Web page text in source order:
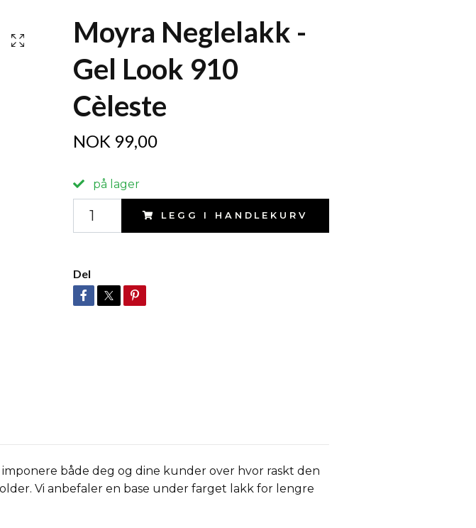
Moyra Neglelakk -
Gel Look 910
Cèleste
NOK 99,00
på lager
LEGG I HANDLEKURV
Del
både deg og dine kunder over hvor raskt den
Vi anbefaler en base under farget lakk for lengre